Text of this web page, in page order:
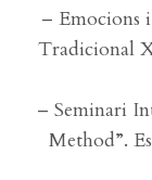
– Emocions
Tradicional
– Seminari
Method”.